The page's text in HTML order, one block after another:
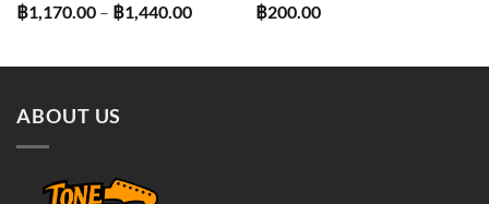
฿1,170.00 – ฿1,440.00Price
฿200.00
ABOUT US